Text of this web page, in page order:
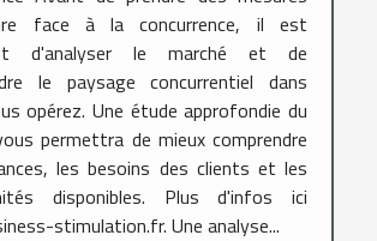
face à la concurrence, il est
d'analyser le marché et de
le paysage concurrentiel dans
opérez. Une étude approfondie du
permettra de mieux comprendre
les besoins des clients et les
disponibles. Plus d'infos ici
stimulation.fr. Une analyse...